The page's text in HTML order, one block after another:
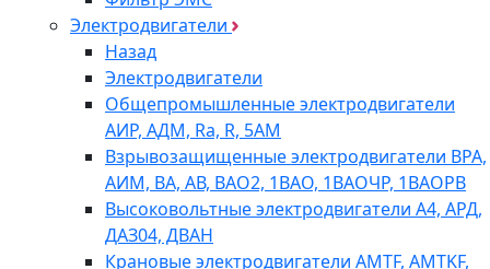
Электродвигатели
Назад
Электродвигатели
Общепромышленные электродвигатели
АИР, АДМ, Ra, R, 5AM
Взрывозащищенные электродвигатели ВРА,
АИМ, ВА, АВ, ВАO2, 1ВАО, 1ВАОЧР, 1ВАОРВ
Высоковольтные электродвигатели A4, АРД,
ДАЗ04, ДВАН
Крановые электродвигатели AMTF, AMTKF,